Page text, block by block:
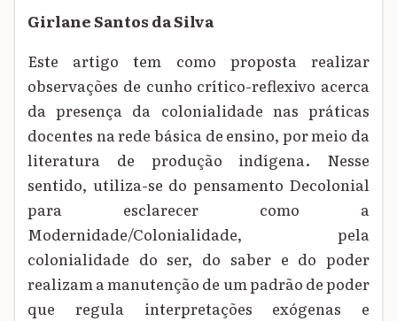
Girlane Santos da Silva
Este artigo tem como proposta realizar
observações de cunho crítico-reflexivo acerca
da presença da colonialidade nas práticas
docentes na rede básica de ensino, por meio da
literatura de produção indígena. Nesse
sentido, utiliza-se do pensamento Decolonial
para esclarecer como a
Modernidade/Colonialidade, pela
colonialidade do ser, do saber e do poder
realizam a manutenção de um padrão de poder
que regula interpretações exógenas e